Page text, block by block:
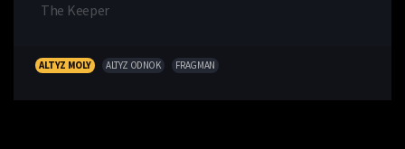
The Keeper
ALTYZ MOLY ALTYZ ODNOK FRAGMAN